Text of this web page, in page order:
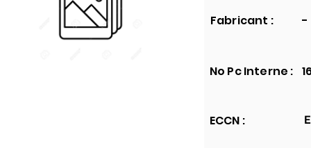
Fabricant :
No Pc Interne :
ECCN :
-